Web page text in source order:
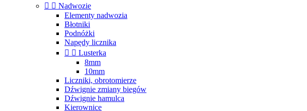
  Nadwozie
Elementy nadwozia
Błotniki
Podnóżki
Napędy licznika
  Lusterka
8mm
10mm
Liczniki, obrotomierze
Dźwignie zmiany biegów
Dźwignie hamulca
Kierownice